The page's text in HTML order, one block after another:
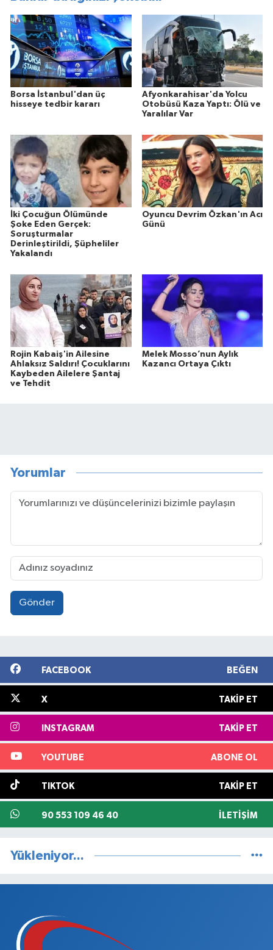
Borsa İstanbul'dan üç
hisseye tedbir kararı
Afyonkarahisar'da Yolcu
Otobüsü Kaza Yaptı: Ölü ve
Yaralılar Var
İki Çocuğun Ölümünde
Şoke Eden Gerçek:
Soruşturmalar
Derinleştirildi, Şüpheliler
Yakalandı
Oyuncu Devrim Özkan'ın Acı
Günü
Rojin Kabaiş'in Ailesine
Ahlaksız Saldırı! Çocuklarını
Kaybeden Ailelere Şantaj
ve Tehdit
Melek Mosso’nun Aylık
Kazancı Ortaya Çıktı
Yorumlar
Gönder
FACEBOOK BEĞEN
X TAKIP ET
INSTAGRAM TAKIP ET
YOUTUBE ABONE OL
TIKTOK TAKIP ET
90 553 109 46 40 İLETIŞIM
Yükleniyor...